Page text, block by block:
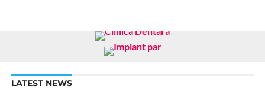
LATEST NEWS